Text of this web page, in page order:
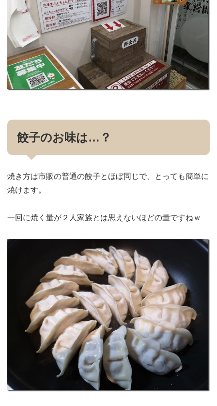
餃子のお味は…？
焼き方は市販の普通の餃子とほぼ同じで、とっても簡単に
焼けます。
一回に焼く量が２人家族とは思えないほどの量ですねｗ